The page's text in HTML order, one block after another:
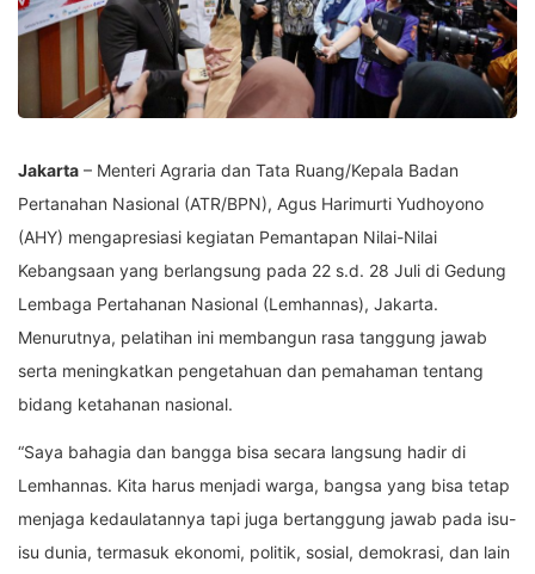
Jakarta – Menteri Agraria dan Tata Ruang/Kepala Badan
Pertanahan Nasional (ATR/BPN), Agus Harimurti Yudhoyono
(AHY) mengapresiasi kegiatan Pemantapan Nilai-Nilai
Kebangsaan yang berlangsung pada 22 s.d. 28 Juli di Gedung
Lembaga Pertahanan Nasional (Lemhannas), Jakarta.
Menurutnya, pelatihan ini membangun rasa tanggung jawab
serta meningkatkan pengetahuan dan pemahaman tentang
bidang ketahanan nasional.
“Saya bahagia dan bangga bisa secara langsung hadir di
Lemhannas. Kita harus menjadi warga, bangsa yang bisa tetap
menjaga kedaulatannya tapi juga bertanggung jawab pada isu-
isu dunia, termasuk ekonomi, politik, sosial, demokrasi, dan lain